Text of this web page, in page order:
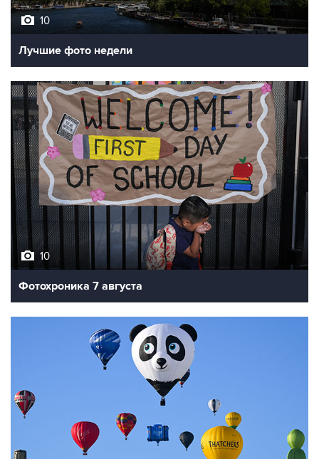
Лучшие фото недели
10
Фотохроника 7 августа